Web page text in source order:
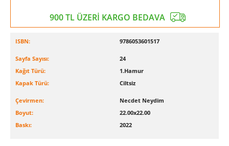
900 TL ÜZERİ KARGO BEDAVA
ISBN: 9786053601517
Sayfa Sayısı:
24
Kağıt Türü:
1.Hamur
Kapak Türü:
Ciltsiz
Çevirmen:
Necdet Neydim
Boyut:
22.00x22.00
Baskı:
2022